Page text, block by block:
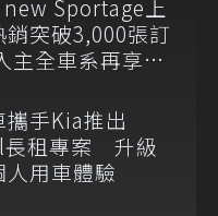
Sportage上
銷突破3,000張訂
主全車系再享電
手Kia推出
長租專案 升級
人用車體驗